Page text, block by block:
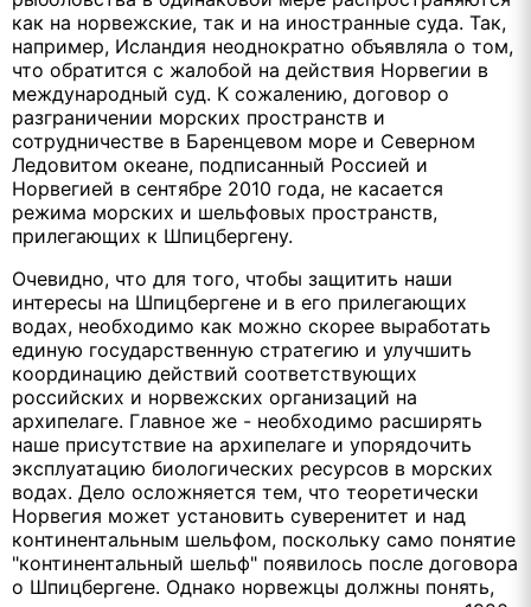
как на норвежские, так и на иностранные суда. Так,
например, Исландия неоднократно объявляла о том,
что обратится с жалобой на действия Норвегии в
международный суд. К сожалению, договор о
разграничении морских пространств и
сотрудничестве в Баренцевом море и Северном
Ледовитом океане, подписанный Россией и
Норвегией в сентябре 2010 года, не касается
режима морских и шельфовых пространств,
прилегающих к Шпицбергену.
Очевидно, что для того, чтобы защитить наши
интересы на Шпицбергене и в его прилегающих
водах, необходимо как можно скорее выработать
единую государственную стратегию и улучшить
координацию действий соответствующих
российских и норвежских организаций на
архипелаге. Главное же - необходимо расширять
наше присутствие на архипелаге и упорядочить
эксплуатацию биологических ресурсов в морских
водах. Дело осложняется тем, что теоретически
Норвегия может установить суверенитет и над
континентальным шельфом, поскольку само понятие
"континентальный шельф" появилось после договора
о Шпицбергене. Однако норвежцы должны понять,